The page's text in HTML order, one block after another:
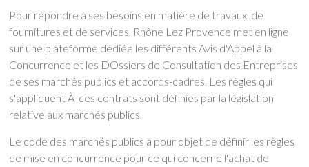
Pour répondre à ses besoins en matière de travaux, de
fournitures et de services, Rhône Lez Provence met en ligne
sur une plateforme dédiée les différents Avis d'Appel à la
Concurrence et les DOssiers de Consultation des Entreprises
de ses marchés publics et accords-cadres. Les règles qui
s'appliquent Ã ces contrats sont définies par la législation
relative aux marchés publics.
Le code des marchés publics a pour objet de définir les règles
de mise en concurrence pour ce qui concerne l'achat de